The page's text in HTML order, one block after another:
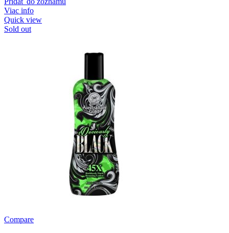
Viac info
Quick view
Sold out
Compare